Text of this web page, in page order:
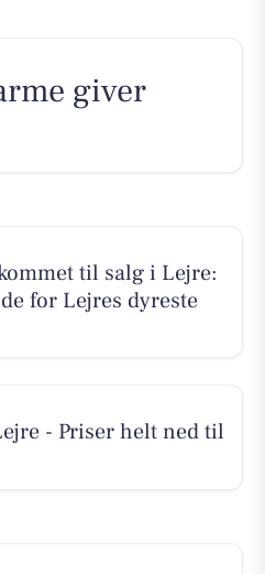
giver
til salg i Lejre:
for Lejres dyreste
- Priser helt ned til